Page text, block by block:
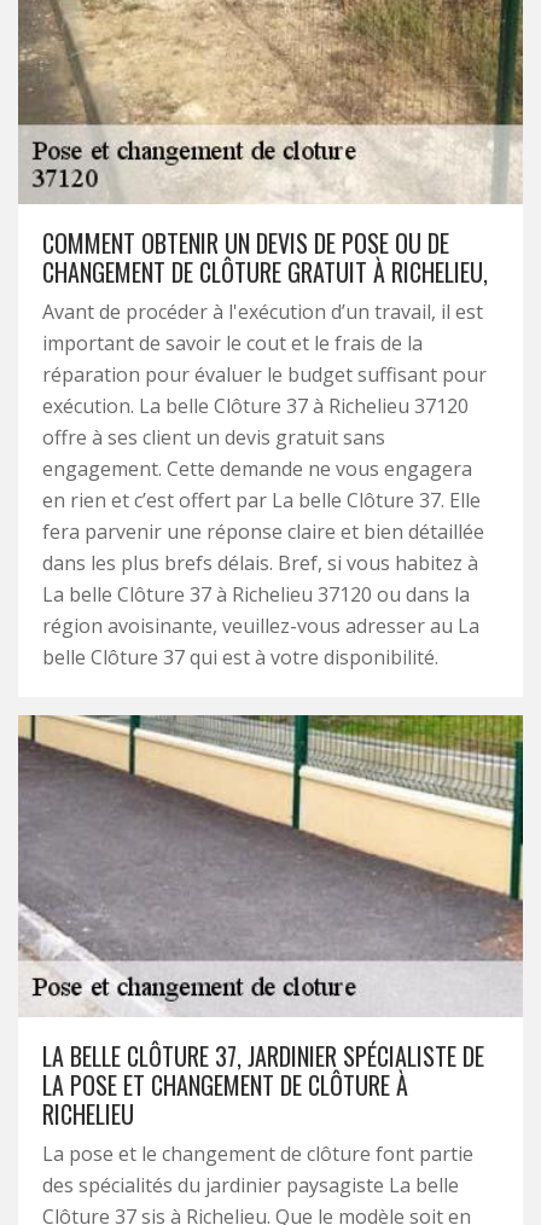
COMMENT OBTENIR UN DEVIS DE POSE OU DE
CHANGEMENT DE CLÔTURE GRATUIT À RICHELIEU,
Avant de procéder à l'exécution d’un travail, il est
important de savoir le cout et le frais de la
réparation pour évaluer le budget suffisant pour
exécution. La belle Clôture 37 à Richelieu 37120
offre à ses client un devis gratuit sans
engagement. Cette demande ne vous engagera
en rien et c’est offert par La belle Clôture 37. Elle
fera parvenir une réponse claire et bien détaillée
dans les plus brefs délais. Bref, si vous habitez à
La belle Clôture 37 à Richelieu 37120 ou dans la
région avoisinante, veuillez-vous adresser au La
belle Clôture 37 qui est à votre disponibilité.
LA BELLE CLÔTURE 37, JARDINIER SPÉCIALISTE DE
LA POSE ET CHANGEMENT DE CLÔTURE À
RICHELIEU
La pose et le changement de clôture font partie
des spécialités du jardinier paysagiste La belle
Clôture 37 sis à Richelieu. Que le modèle soit en